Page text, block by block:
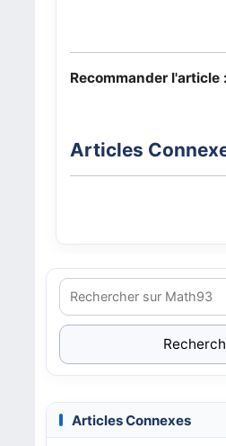
Recommander l'article :
Articles
Articles Connexes